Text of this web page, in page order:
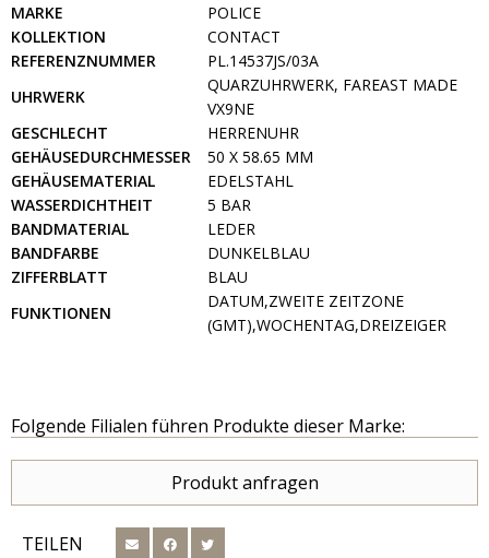
MARKE
POLICE
KOLLEKTION
CONTACT
REFERENZNUMMER
PL.14537JS/03A
UHRWERK
QUARZUHRWERK, FAREAST MADE
VX9NE
GESCHLECHT
HERRENUHR
GEHÄUSEDURCHMESSER
50 X 58.65 MM
GEHÄUSEMATERIAL
EDELSTAHL
WASSERDICHTHEIT
5 BAR
BANDMATERIAL
LEDER
BANDFARBE
DUNKELBLAU
ZIFFERBLATT
BLAU
FUNKTIONEN
DATUM,ZWEITE ZEITZONE
(GMT),WOCHENTAG,DREIZEIGER
Folgende Filialen führen Produkte dieser Marke:
Produkt anfragen
TEILEN